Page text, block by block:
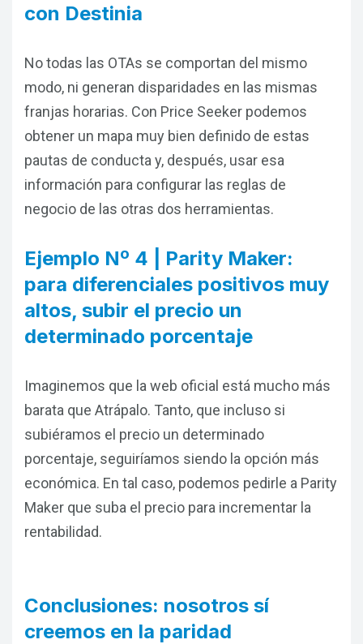
con Destinia
No todas las OTAs se comportan del mismo
modo, ni generan disparidades en las mismas
franjas horarias. Con Price Seeker podemos
obtener un mapa muy bien definido de estas
pautas de conducta y, después, usar esa
información para configurar las reglas de
negocio de las otras dos herramientas.
Ejemplo Nº 4 | Parity Maker:
para diferenciales positivos muy
altos, subir el precio un
determinado porcentaje
Imaginemos que la web oficial está mucho más
barata que Atrápalo. Tanto, que incluso si
subiéramos el precio un determinado
porcentaje, seguiríamos siendo la opción más
económica. En tal caso, podemos pedirle a Parity
Maker que suba el precio para incrementar la
rentabilidad.
Conclusiones: nosotros sí
creemos en la paridad